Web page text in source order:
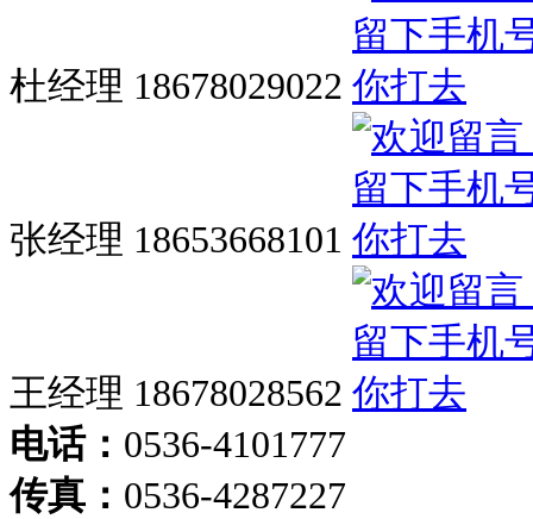
杜经理 18678029022
张经理 18653668101
王经理 18678028562
电话： 0536-4101777
传真： 0536-4287227